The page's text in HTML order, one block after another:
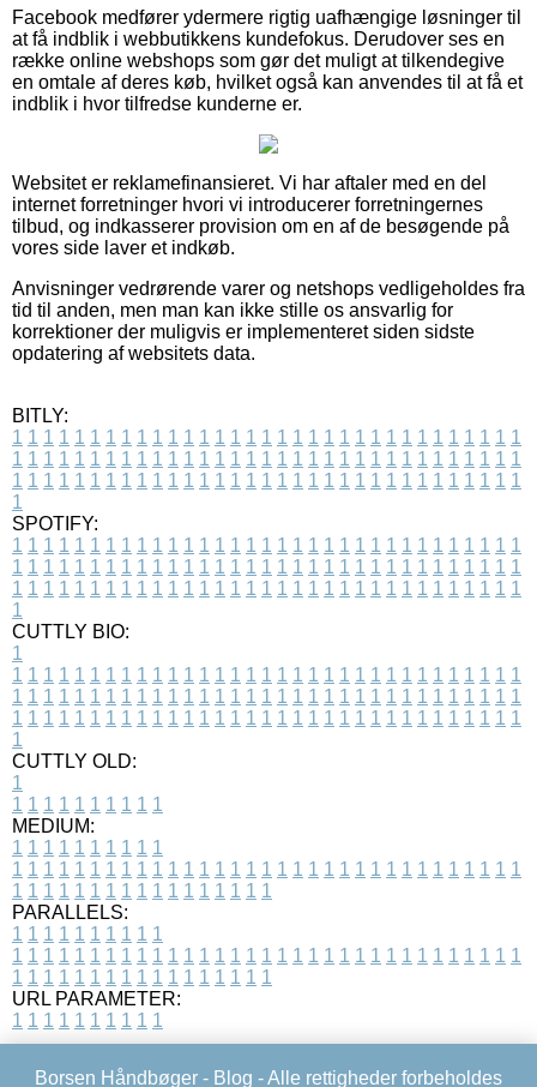
Facebook medfører ydermere rigtig uafhængige løsninger til
at få indblik i webbutikkens kundefokus. Derudover ses en
række online webshops som gør det muligt at tilkendegive
en omtale af deres køb, hvilket også kan anvendes til at få et
indblik i hvor tilfredse kunderne er.
Websitet er reklamefinansieret. Vi har aftaler med en del
internet forretninger hvori vi introducerer forretningernes
tilbud, og indkasserer provision om en af de besøgende på
vores side laver et indkøb.
Anvisninger vedrørende varer og netshops vedligeholdes fra
tid til anden, men man kan ikke stille os ansvarlig for
korrektioner der muligvis er implementeret siden sidste
opdatering af websitets data.
BITLY:
1 1 1 1 1 1 1 1 1 1 1 1 1 1 1 1 1 1 1 1 1 1 1 1 1 1 1 1 1 1 1 1 1
1 1 1 1 1 1 1 1 1 1 1 1 1 1 1 1 1 1 1 1 1 1 1 1 1 1 1 1 1 1 1 1 1
1 1 1 1 1 1 1 1 1 1 1 1 1 1 1 1 1 1 1 1 1 1 1 1 1 1 1 1 1 1 1 1 1
1
SPOTIFY:
1 1 1 1 1 1 1 1 1 1 1 1 1 1 1 1 1 1 1 1 1 1 1 1 1 1 1 1 1 1 1 1 1
1 1 1 1 1 1 1 1 1 1 1 1 1 1 1 1 1 1 1 1 1 1 1 1 1 1 1 1 1 1 1 1 1
1 1 1 1 1 1 1 1 1 1 1 1 1 1 1 1 1 1 1 1 1 1 1 1 1 1 1 1 1 1 1 1 1
1
CUTTLY BIO:
1
1 1 1 1 1 1 1 1 1 1 1 1 1 1 1 1 1 1 1 1 1 1 1 1 1 1 1 1 1 1 1 1 1
1 1 1 1 1 1 1 1 1 1 1 1 1 1 1 1 1 1 1 1 1 1 1 1 1 1 1 1 1 1 1 1 1
1 1 1 1 1 1 1 1 1 1 1 1 1 1 1 1 1 1 1 1 1 1 1 1 1 1 1 1 1 1 1 1 1
1
CUTTLY OLD:
1
1 1 1 1 1 1 1 1 1 1
MEDIUM:
1 1 1 1 1 1 1 1 1 1
1 1 1 1 1 1 1 1 1 1 1 1 1 1 1 1 1 1 1 1 1 1 1 1 1 1 1 1 1 1 1 1 1
1 1 1 1 1 1 1 1 1 1 1 1 1 1 1 1 1
PARALLELS:
1 1 1 1 1 1 1 1 1 1
1 1 1 1 1 1 1 1 1 1 1 1 1 1 1 1 1 1 1 1 1 1 1 1 1 1 1 1 1 1 1 1 1
1 1 1 1 1 1 1 1 1 1 1 1 1 1 1 1 1
URL PARAMETER:
1 1 1 1 1 1 1 1 1 1
Borsen Håndbøger - Blog - Alle rettigheder forbeholdes